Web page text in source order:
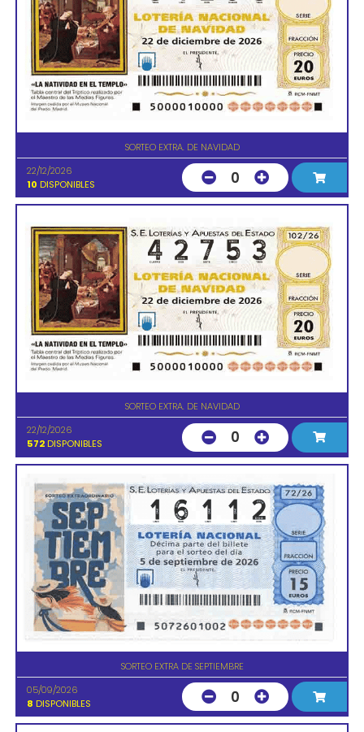
SORTEO EXTRA. DE NAVIDAD
22/12/2026
10 DISPONIBLES 0
SORTEO EXTRA. DE NAVIDAD
22/12/2026
572 DISPONIBLES 0
SORTEO EXTRA DE SEPTIEMBRE
05/09/2026
8 DISPONIBLES 0